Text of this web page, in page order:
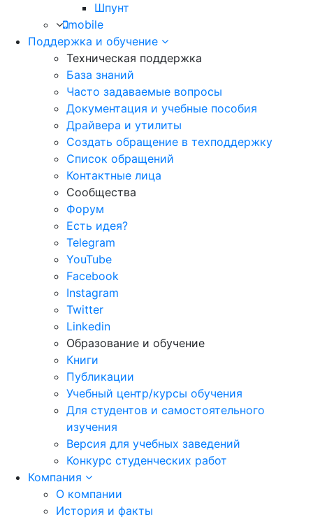
Шпунт
mobile
Поддержка и обучение
Техническая поддержка
База знаний
Часто задаваемые вопросы
Документация и учебные пособия
Драйвера и утилиты
Создать обращение в техподдержку
Список обращений
Контактные лица
Сообщества
Форум
Есть идея?
Telegram
YouTube
Facebook
Instagram
Twitter
Linkedin
Образование и обучение
Книги
Публикации
Учебный центр/курсы обучения
Для студентов и самостоятельного
изучения
Версия для учебных заведений
Конкурс студенческих работ
Компания
О компании
История и факты